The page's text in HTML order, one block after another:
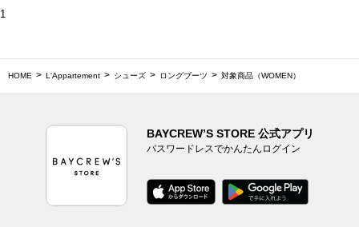
1
HOME L'Appartement シューズ ロングブーツ 対象商品（WOMEN）
BAYCREW’S STORE 公式アプリ
パスワードレスでかんたんログイン